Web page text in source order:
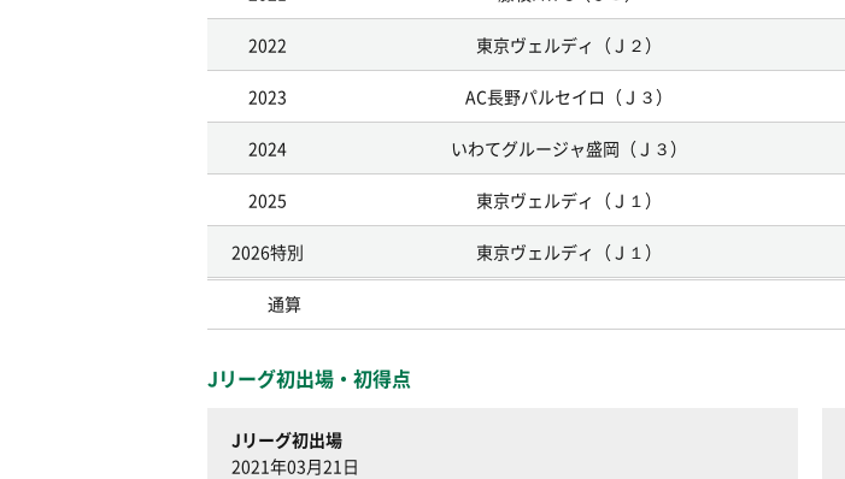
2022 東京ヴェルディ（Ｊ２）
2023 AC長野パルセイロ（Ｊ３）
2024 いわてグルージャ盛岡（Ｊ３）
2025 東京ヴェルディ（Ｊ１）
2026特別 東京ヴェルディ（Ｊ１）
通算
Jリーグ初出場・初得点
Jリーグ初出場
2021年03月21日